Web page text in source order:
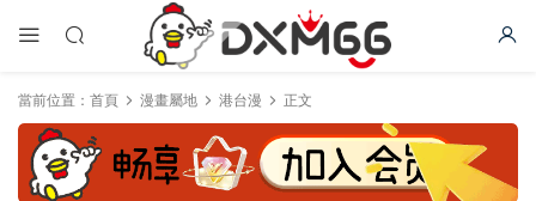
當前位置： 首頁 漫畫屬地 港台漫 正文